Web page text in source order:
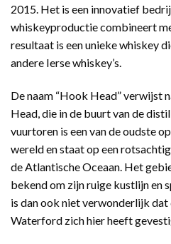
2015. Het is een innovatief
whiskeyproductie combineert
resultaat is een unieke whiskey
andere Ierse whiskey’s.
De naam “Hook Head” verwijst
Head, die in de buurt van de
vuurtoren is een van de oudste
wereld en staat op een
de Atlantische Oceaan. Het
bekend om zijn ruige kustlijn en
is dan ook niet verwonderlijk
Waterford zich hier heeft